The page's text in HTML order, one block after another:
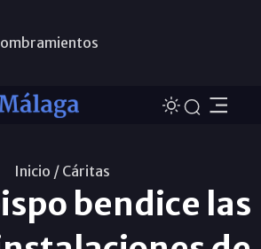
Inicio / Cáritas
bendice las